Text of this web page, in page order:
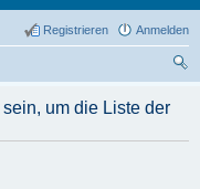
Anmelden
Registrieren
um die Liste der